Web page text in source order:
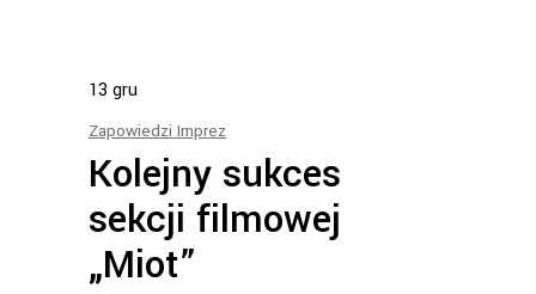
13 gru
Zapowiedzi Imprez
Kolejny sukces
sekcji filmowej
„Miot”